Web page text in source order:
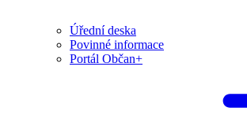
Úřední deska
Povinné informace
Portál Občan+